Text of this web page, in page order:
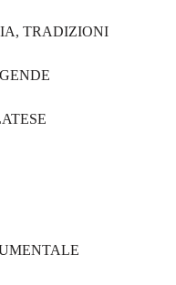
TRADIZIONI